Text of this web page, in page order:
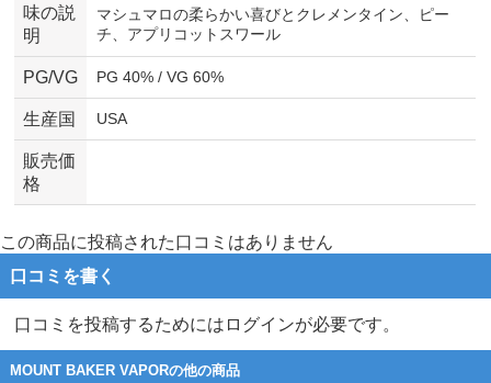
味の説
明
マシュマロの柔らかい喜びとクレメンタイン、ピー
チ、アプリコットスワール
PG/VG PG 40% / VG 60%
生産国 USA
販売価
格
この商品に投稿された口コミはありません
口コミを書く
口コミを投稿するためにはログインが必要です。
MOUNT BAKER VAPORの他の商品